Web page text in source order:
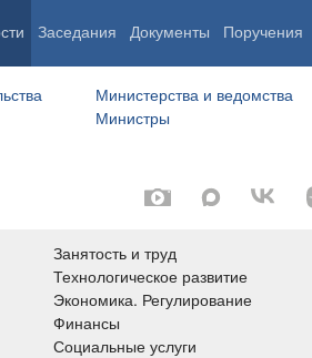
Заседания Документы Поручения
Министерства и ведомства
Министры
Занятость и труд
Технологическое развитие
Экономика. Регулирование
Финансы
Социальные услуги